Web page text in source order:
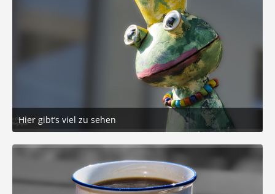
Hier gibt’s viel zu sehen
21. März 2025 um 16:18
8